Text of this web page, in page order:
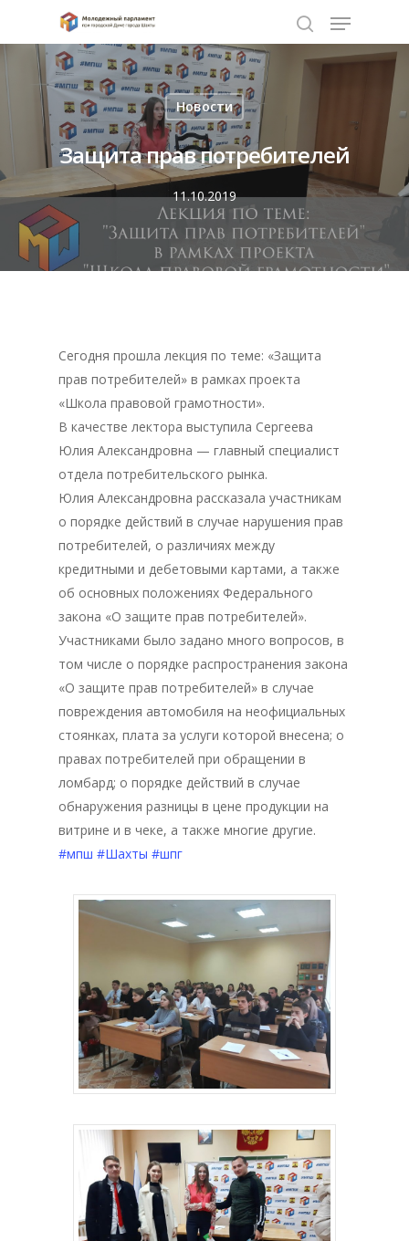
Нажмите Enter для поиска или ESC чтобы
закрыть
Новости
Защита прав потребителей
11.10.2019
Сегодня прошла лекция по теме: «Защита
прав потребителей» в рамках проекта
«Школа правовой грамотности».
В качестве лектора выступила Сергеева
Юлия Александровна — главный специалист
отдела потребительского рынка.
Юлия Александровна рассказала участникам
о порядке действий в случае нарушения прав
потребителей, о различиях между
кредитными и дебетовыми картами, а также
об основных положениях Федерального
закона «О защите прав потребителей».
Участниками было задано много вопросов, в
том числе о порядке распространения закона
«О защите прав потребителей» в случае
повреждения автомобиля на неофициальных
стоянках, плата за услуги которой внесена; о
правах потребителей при обращении в
ломбард; о порядке действий в случае
обнаружения разницы в цене продукции на
витрине и в чеке, а также многие другие.
#мпш #Шахты #шпг